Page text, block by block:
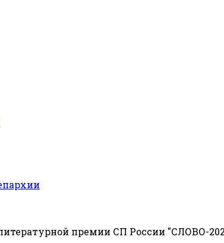
премии СП России "СЛОВО-